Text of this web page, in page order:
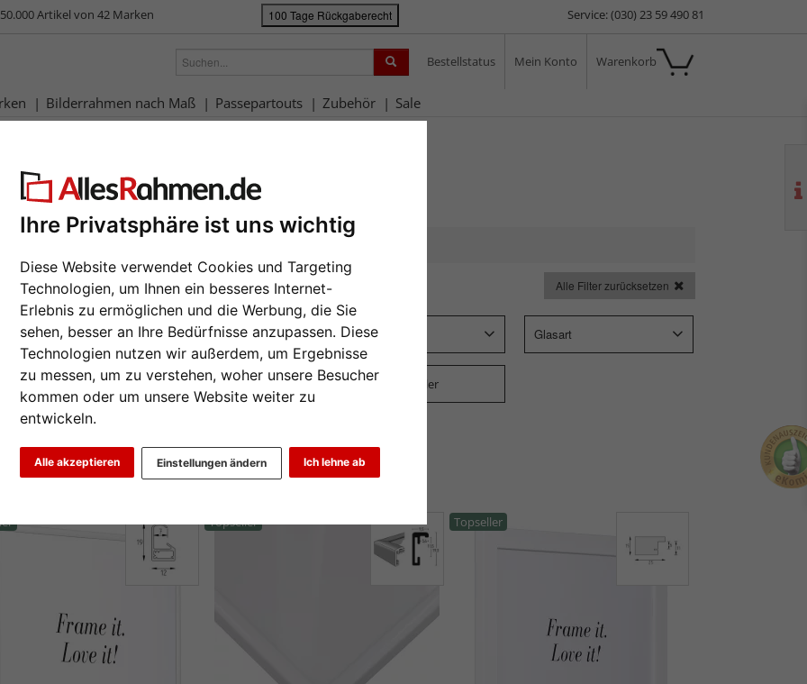
Ihre Privatsphäre ist uns wichtig
Diese Website verwendet Cookies und Targeting
Technologien, um Ihnen ein besseres Internet-
Erlebnis zu ermöglichen und die Werbung, die Sie
sehen, besser an Ihre Bedürfnisse anzupassen. Diese
Technologien nutzen wir außerdem, um Ergebnisse
zu messen, um zu verstehen, woher unsere Besucher
kommen oder um unsere Website weiter zu
entwickeln.
Alle akzeptieren Ich lehne ab
Einstellungen ändern
Artikel von 42 Marken 100 Tage Rückgaberecht Service: (030) 23 59 490 81
Bestellstatus Mein Konto Warenkorb
Bilderrahmen nach Maß Passepartouts Zubehör Sale
cm (A0)
Alle Filter zurücksetzen
Weiß
Farbe Rahmentyp Glasart
Lieferung Profilbreite Tischaufsteller
Preis aufsteigend Preis absteigend
Topseller Topseller